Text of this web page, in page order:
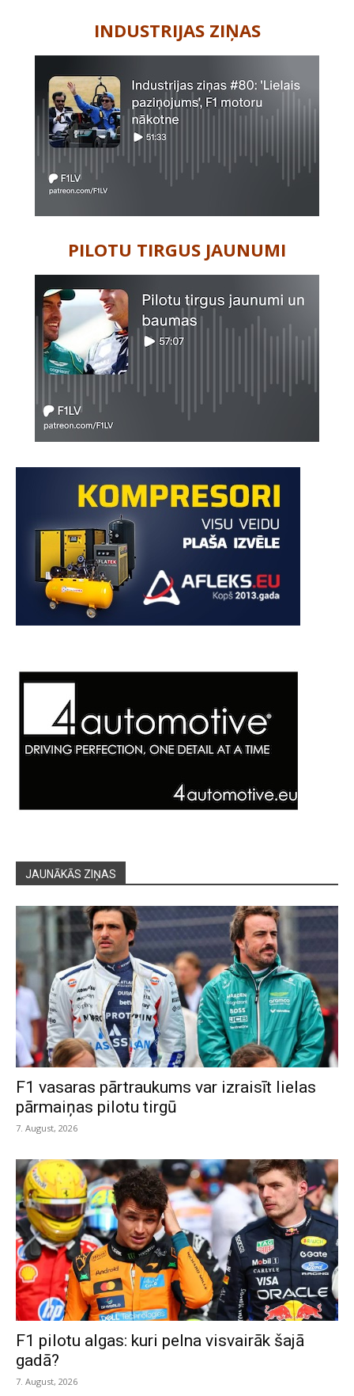
INDUSTRIJAS ZIŅAS
PILOTU TIRGUS JAUNUMI
JAUNĀKĀS ZIŅAS
F1 vasaras pārtraukums var izraisīt lielas
pārmaiņas pilotu tirgū
7. August, 2026
F1 pilotu algas: kuri pelna visvairāk šajā
gadā?
7. August, 2026